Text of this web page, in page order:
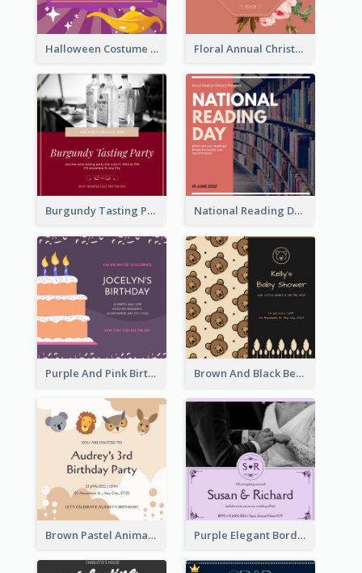
Halloween Costume Party Invitation Floral Annual Christmas Concert Invitation
Burgundy Tasting Party Invitation National Reading Day Invitation
Purple And Pink Birthday Cake Illustration Party Invitation Brown And Black Bear Cartoon Baby Shower Invitation
Brown Pastel Animals Cartoon Baby Birthday Invitation Purple Elegant Border With Photo Wedding Invitation